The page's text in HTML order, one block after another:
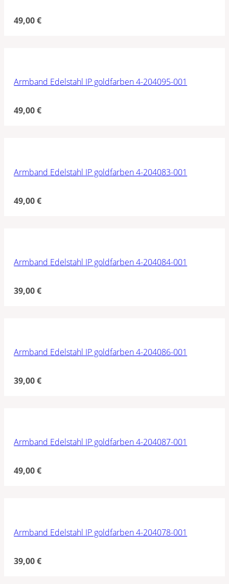
49,00€
Armband Edelstahl IP goldfarben 4-204095-001
49,00€
Armband Edelstahl IP goldfarben 4-204083-001
49,00€
Armband Edelstahl IP goldfarben 4-204084-001
39,00€
Armband Edelstahl IP goldfarben 4-204086-001
39,00€
Armband Edelstahl IP goldfarben 4-204087-001
49,00€
Armband Edelstahl IP goldfarben 4-204078-001
39,00€